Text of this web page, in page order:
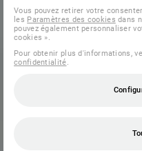
Vous pouvez retirer votre
les Paramètres des cookies dans
pouvez également personnaliser
cookies ».
Pour obtenir plus d'informations,
confidentialité